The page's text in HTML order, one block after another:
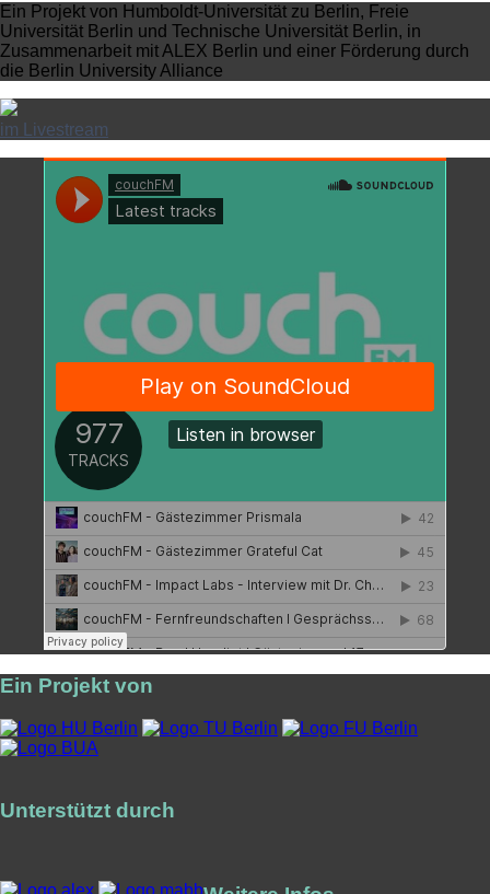
Ein Projekt von Humboldt-Universität zu Berlin, Freie
Universität Berlin und Technische Universität Berlin, in
Zusammenarbeit mit ALEX Berlin und einer Förderung durch
die Berlin University Alliance
im Livestream
Ein Projekt von
Unterstützt durch